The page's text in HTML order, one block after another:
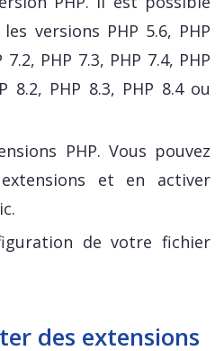
versions PHP 5.6, PHP
7.2, PHP 7.3, PHP 7.4, PHP
8.2, PHP 8.3, PHP 8.4 ou
PHP. Vous pouvez
et en activer
de votre fichier
des extensions